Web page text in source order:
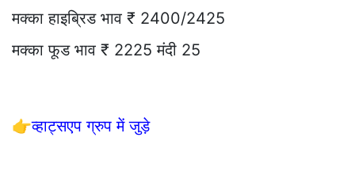
मक्का हाइब्रिड भाव ₹ 2400/2425
मक्का फूड भाव ₹ 2225 मंदी 25
👉व्हाट्सएप ग्रुप में जुड़े